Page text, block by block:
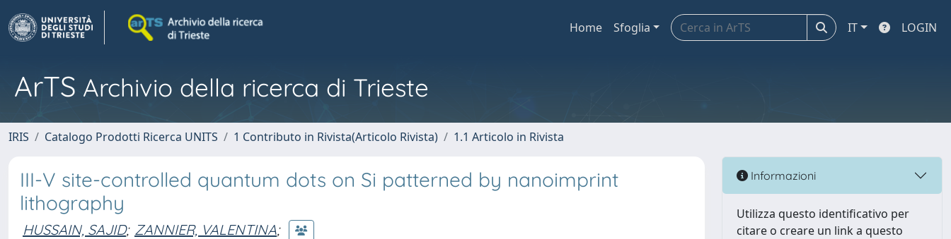
Home Sfoglia IT LOGIN
ArTS Archivio della ricerca di Trieste
IRIS Catalogo Prodotti Ricerca UNITS 1 Contributo in Rivista(Articolo Rivista) 1.1 Articolo in Rivista
III-V site-controlled quantum dots on Si patterned by nanoimprint
lithography
HUSSAIN, SAJID; ZANNIER, VALENTINA;
Informazioni
Utilizza questo identificativo per
citare o creare un link a questo